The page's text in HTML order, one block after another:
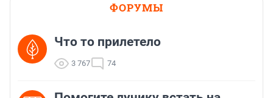
ФОРУМЫ
Что то прилетело
3 767 74